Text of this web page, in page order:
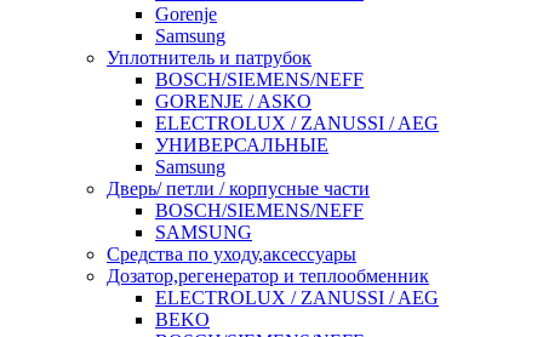
Gorenje
Samsung
Уплотнитель и патрубок
BOSCH/SIEMENS/NEFF
GORENJE / ASKO
ELECTROLUX / ZANUSSI / AEG
УНИВЕРСАЛЬНЫЕ
Samsung
Дверь/ петли / корпусные части
BOSCH/SIEMENS/NEFF
SAMSUNG
Средства по уходу,аксессуары
Дозатор,регенератор и теплообменник
ELECTROLUX / ZANUSSI / AEG
BEKO